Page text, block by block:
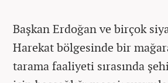
Başkan Erdoğan ve birçok
Harekat bölgesinde bir
tarama faaliyeti sırasında